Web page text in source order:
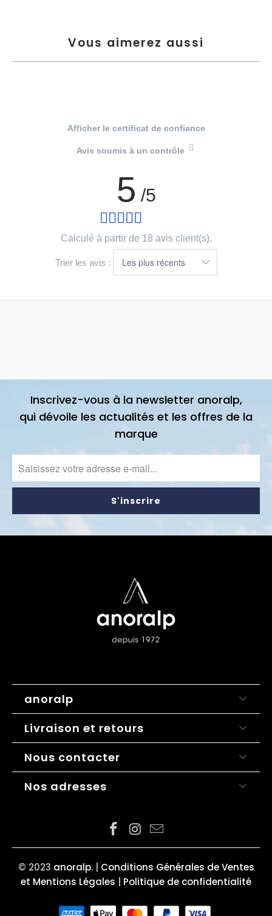
Vous aimerez aussi
Afficher le certificat de confiance
Avis soumis à un contrôle
5 /5
Calculé à partir de 18 avis client(s).
Trier les avis :
Inscrivez-vous à la newsletter anoralp,
qui dévoile les actualités et les offres de la
marque
anoralp
Livraison et retours
Nous contacter
Nos adresses
© 2023 anoralp.
Conditions Générales de Ventes
et Mentions Légales
Politique de confidentialité